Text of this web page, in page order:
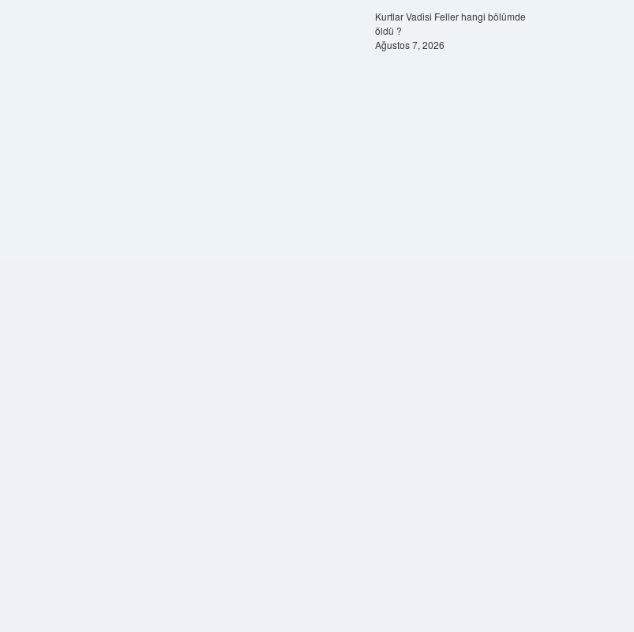
Kurtlar Vadisi Feller hangi bölümde
öldü ?
Ağustos 7, 2026